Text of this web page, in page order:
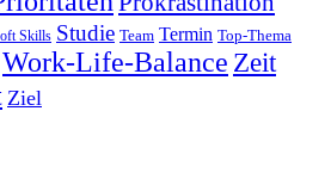
Skills Studie Team Termin Top-Thema
Work-Life-Balance Zeit
Ziel